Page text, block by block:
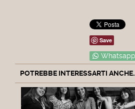
Save
Whatsapp
POTREBBE INTERESSARTI